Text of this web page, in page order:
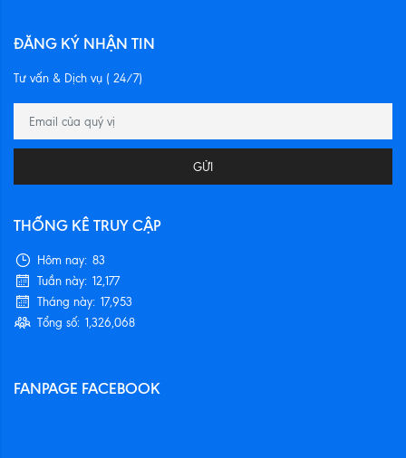
ĐĂNG KÝ NHẬN TIN
Tư vấn & Dịch vụ ( 24/7)
GỬI
THỐNG KÊ TRUY CẬP
Hôm nay: 83
Tuần này: 12,177
Tháng này: 17,953
Tổng số: 1,326,068
FANPAGE FACEBOOK